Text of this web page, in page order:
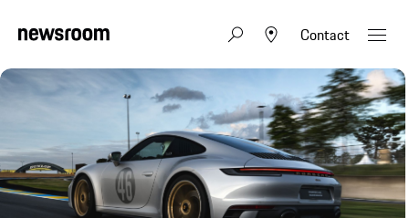
Contact